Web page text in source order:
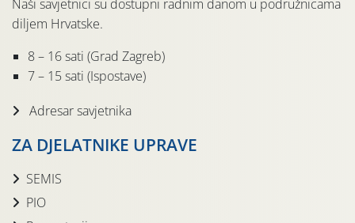
Naši savjetnici su dostupni radnim danom u podružnicama
diljem Hrvatske.
8 – 16 sati (Grad Zagreb)
7 – 15 sati (Ispostave)
Adresar savjetnika
ZA DJELATNIKE UPRAVE
SEMIS
PIO